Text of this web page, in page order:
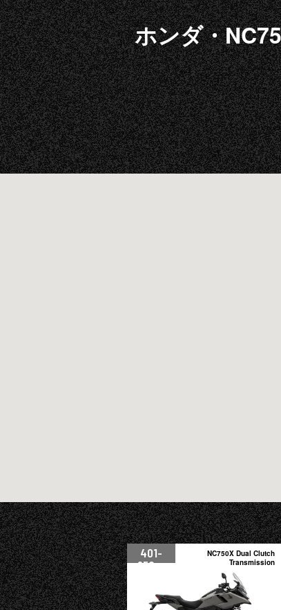
ホンダ・
401-
950cc
NC750X Dual Clutch
Transmission